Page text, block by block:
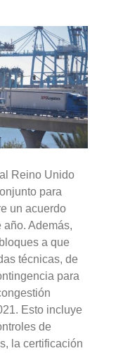
Reino Unido
para
un acuerdo
Además,
a que
técnicas, de
para
Esto incluye
de
la certificación